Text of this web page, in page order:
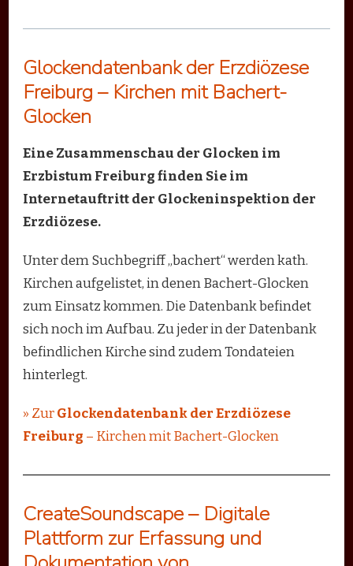
Glockendatenbank der Erzdiözese
Freiburg – Kirchen mit Bachert-
Glocken
Eine Zusammenschau der Glocken im
Erzbistum Freiburg finden Sie im
Internetauftritt der Glockeninspektion der
Erzdiözese.
Unter dem Suchbegriff „bachert“ werden kath.
Kirchen aufgelistet, in denen Bachert-Glocken
zum Einsatz kommen. Die Datenbank befindet
sich noch im Aufbau. Zu jeder in der Datenbank
befindlichen Kirche sind zudem Tondateien
hinterlegt.
» ZurGlockendatenbank der Erzdiözese
Freiburg – Kirchen mit Bachert-Glocken
CreateSoundscape – Digitale
Plattform zur Erfassung und